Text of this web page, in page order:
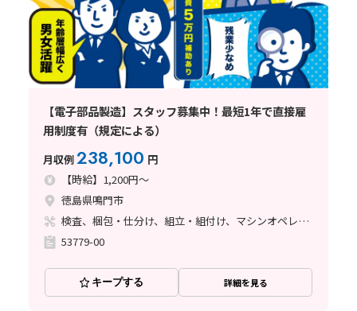
【電子部品製造】スタッフ募集中！最短1年で直接雇
用制度有（規定による）
月収例238,100 円
【時給】1,200円～
徳島県鳴門市
検査、梱包・仕分け、組立・組付け、マシンオペレーター、立ち作業
53779-00
キープする 詳細を見る